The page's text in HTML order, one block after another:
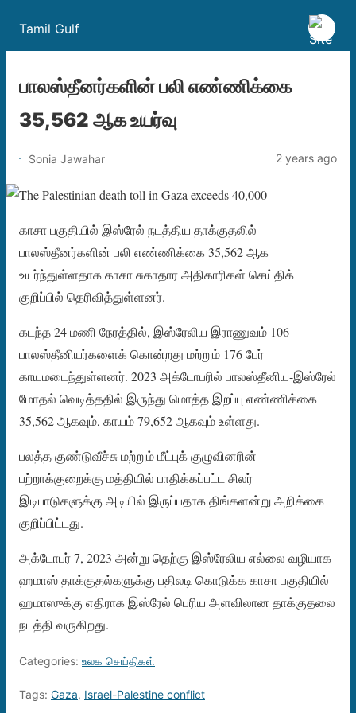
Tamil Gulf
பாலஸ்தீனர்களின் பலி எண்ணிக்கை
35,562 ஆக உயர்வு
Sonia Jawahar 2 years ago
காசா பகுதியில் இஸ்ரேல் நடத்திய தாக்குதலில்
பாலஸ்தீனர்களின் பலி எண்ணிக்கை 35,562 ஆக
உயர்ந்துள்ளதாக காசா சுகாதார அதிகாரிகள் செய்திக்
குறிப்பில் தெரிவித்துள்ளனர்.
கடந்த 24 மணி நேரத்தில், இஸ்ரேலிய இராணுவம் 106
பாலஸ்தீனியர்களைக் கொன்றது மற்றும் 176 பேர்
காயமடைந்துள்ளனர். 2023 அக்டோபரில் பாலஸ்தீனிய-இஸ்ரேல்
மோதல் வெடித்ததில் இருந்து மொத்த இறப்பு எண்ணிக்கை
35,562 ஆகவும், காயம் 79,652 ஆகவும் உள்ளது.
பலத்த குண்டுவீச்சு மற்றும் மீட்புக் குழுவினரின்
பற்றாக்குறைக்கு மத்தியில் பாதிக்கப்பட்ட சிலர்
இடிபாடுகளுக்கு அடியில் இருப்பதாக திங்களன்று அறிக்கை
குறிப்பிட்டது.
அக்டோபர் 7, 2023 அன்று தெற்கு இஸ்ரேலிய எல்லை வழியாக
ஹமாஸ் தாக்குதல்களுக்கு பதிலடி கொடுக்க காசா பகுதியில்
ஹமாஸுக்கு எதிராக இஸ்ரேல் பெரிய அளவிலான தாக்குதலை
நடத்தி வருகிறது.
Categories: உலக செய்திகள்
Tags: Gaza, Israel-Palestine conflict